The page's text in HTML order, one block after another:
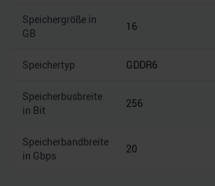
Speichergröße in
GB
16
Speichertyp GDDR6
Speicherbusbreite
in Bit
256
Speicherbandbreite
in Gbps
20